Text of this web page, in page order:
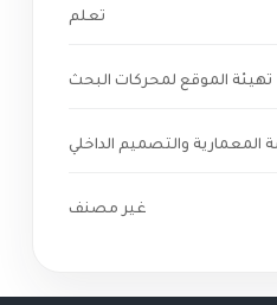
تعلم
تهيئة الموقع لمحركات البحث
والتصميم الداخلي
غير مصنف